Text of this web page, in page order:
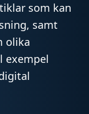
som kan
samt
olika
exempel